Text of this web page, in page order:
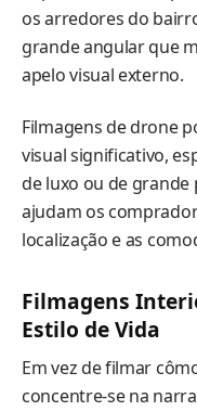
os arredores do
grande angular que
apelo visual externo.
Filmagens de drone
visual significativo,
de luxo ou de grande
ajudam os
localização e as
Filmagens
Estilo de Vida
Em vez de filmar
concentre-se na